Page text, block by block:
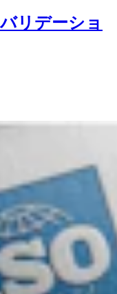
リデーショ